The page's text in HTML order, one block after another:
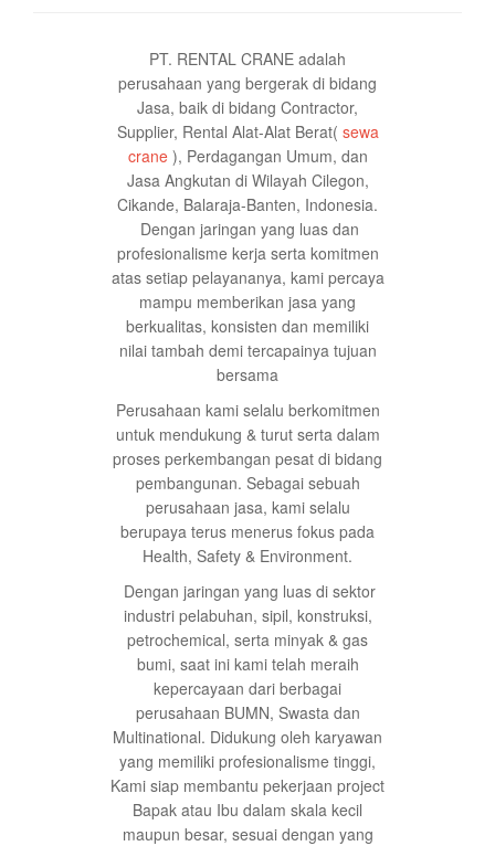
PT. RENTAL CRANE adalah
perusahaan yang bergerak di bidang
Jasa, baik di bidang Contractor,
Supplier, Rental Alat-Alat Berat( sewa
crane), Perdagangan Umum, dan
Jasa Angkutan di Wilayah Cilegon,
Cikande, Balaraja-Banten, Indonesia.
Dengan jaringan yang luas dan
profesionalisme kerja serta komitmen
atas setiap pelayananya, kami percaya
mampu memberikan jasa yang
berkualitas, konsisten dan memiliki
nilai tambah demi tercapainya tujuan
bersama
Perusahaan kami selalu berkomitmen
untuk mendukung & turut serta dalam
proses perkembangan pesat di bidang
pembangunan. Sebagai sebuah
perusahaan jasa, kami selalu
berupaya terus menerus fokus pada
Health, Safety & Environment.
Dengan jaringan yang luas di sektor
industri pelabuhan, sipil, konstruksi,
petrochemical, serta minyak & gas
bumi, saat ini kami telah meraih
kepercayaan dari berbagai
perusahaan BUMN, Swasta dan
Multinational. Didukung oleh karyawan
yang memiliki profesionalisme tinggi,
Kami siap membantu pekerjaan project
Bapak atau Ibu dalam skala kecil
maupun besar, sesuai dengan yang